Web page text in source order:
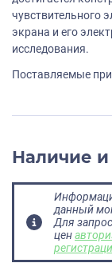
чувствительного
экрана и его
исследования.
Поставляемые
Наличие
данный
Для
цен